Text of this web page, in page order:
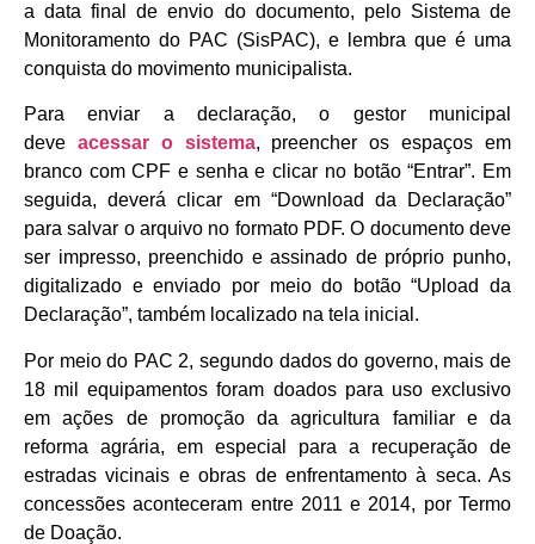
a data final de envio do documento, pelo Sistema de
Monitoramento do PAC (SisPAC), e lembra que é uma
conquista do movimento municipalista.
Para enviar a declaração, o gestor municipal
deve acessar o sistema, preencher os espaços em
branco com CPF e senha e clicar no botão “Entrar”. Em
seguida, deverá clicar em “Download da Declaração”
para salvar o arquivo no formato PDF. O documento deve
ser impresso, preenchido e assinado de próprio punho,
digitalizado e enviado por meio do botão “Upload da
Declaração”, também localizado na tela inicial.
Por meio do PAC 2, segundo dados do governo, mais de
18 mil equipamentos foram doados para uso exclusivo
em ações de promoção da agricultura familiar e da
reforma agrária, em especial para a recuperação de
estradas vicinais e obras de enfrentamento à seca. As
concessões aconteceram entre 2011 e 2014, por Termo
de Doação.